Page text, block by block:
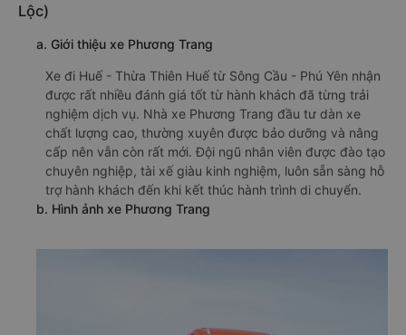
Lộc)
a. Giới thiệu xe Phương Trang
Xe đi Huế - Thừa Thiên Huế từ Sông Cầu - Phú Yên nhận
được rất nhiều đánh giá tốt từ hành khách đã từng trải
nghiệm dịch vụ. Nhà xe Phương Trang đầu tư dàn xe
chất lượng cao, thường xuyên được bảo dưỡng và nâng
cấp nên vẫn còn rất mới. Đội ngũ nhân viên được đào tạo
chuyên nghiệp, tài xế giàu kinh nghiệm, luôn sẵn sàng hỗ
trợ hành khách đến khi kết thúc hành trình di chuyển.
b. Hình ảnh xe Phương Trang